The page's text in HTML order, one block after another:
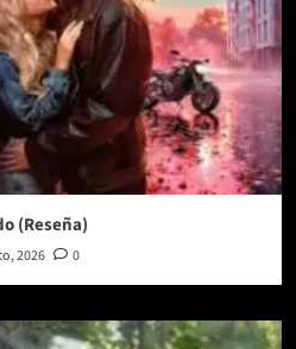
(Reseña)
2026 0